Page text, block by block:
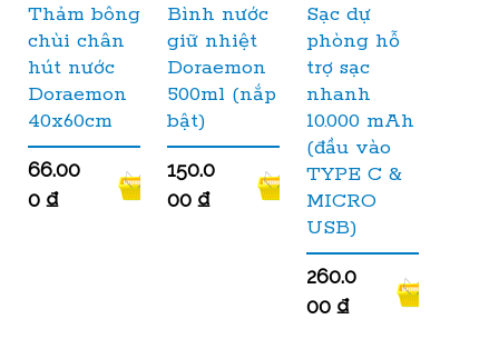
Thảm bông
chùi chân
hút nước
Doraemon
40x60cm
66.00
0 ₫
Bình nước
giữ nhiệt
Doraemon
500ml (nắp
bật)
150.0
00 ₫
Sạc dự
phòng hỗ
trợ sạc
nhanh
10.000 mAh
(đầu vào
TYPE C &
MICRO
USB)
260.0
00 ₫